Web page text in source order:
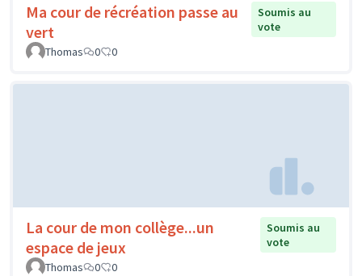
Ma cour de récréation passe au
vert
Soumis au
vote
Thomas
0 0
La cour de mon collège...un
espace de jeux
Soumis au
vote
Thomas
0 0